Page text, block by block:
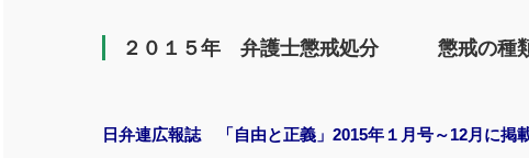
２０１５年 弁護士懲戒処分 懲戒の種
日弁連広報誌 「自由と正義」2015年１月号～12月に掲